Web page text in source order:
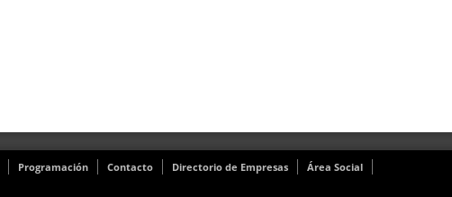
Programación Contacto Directorio de Empresas
Área Social